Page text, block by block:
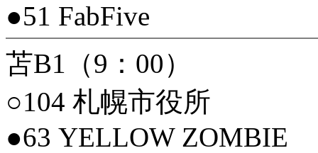
●51 FabFive
苫B1（9：00）
○104 札幌市役所
●63 YELLOW ZOMBIE